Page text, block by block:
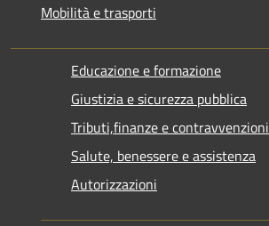
Mobilità e trasporti
Educazione e formazione
Giustizia e sicurezza pubblica
Tributi,finanze e contravvenzioni
Salute, benessere e assistenza
Autorizzazioni